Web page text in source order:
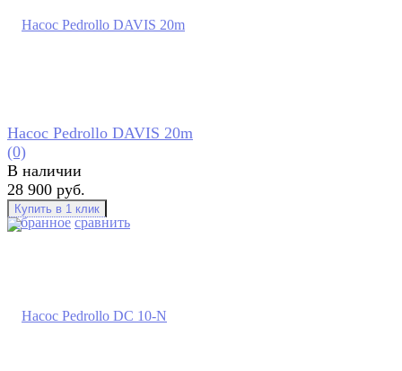
избранное сравнить
Насос Pedrollo DAVIS 20m
(0)
В наличии
28 900 руб.